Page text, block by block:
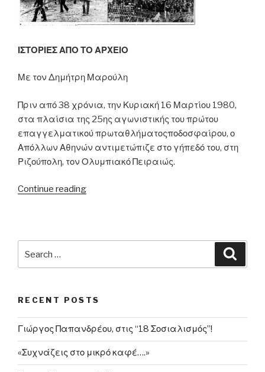
ΙΣΤΟΡΙΕΣ ΑΠΟ ΤΟ ΑΡΧΕΙΟ
Με τον Δημήτρη Μαρούλη
Πριν από 38 χρόνια, την Κυριακή 16 Μαρτίου 1980,
στα πλαίσια της 25ης αγωνιστικής του πρώτου
επαγγελματικού πρωταθλήματοςποδοσφαίρου, ο
Απόλλων Αθηνών αντιμετώπιζε στο γήπεδό του, στη
Ριζούπολη, τον Ολυμπιακό Πειραιώς.
Continue reading“16.03.1980
του
Ολυμπιακού…”
for:
RECENT POSTS
Γιώργος Παπανδρέου, στις “18 Σοσιαλισμός”!
«Συχνάζεις στο μικρό καφέ….»